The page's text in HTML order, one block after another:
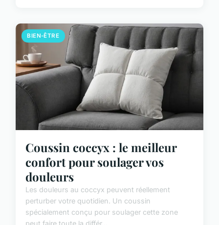
BIEN-ÊTRE
Coussin coccyx : le meilleur
confort pour soulager vos
douleurs
Les douleurs au coccyx peuvent réellement
perturber votre quotidien. Un coussin
spécialement conçu pour soulager cette zone